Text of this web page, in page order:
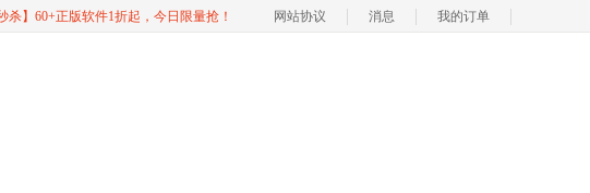
秒杀】60+正版软件1折起，今日限量抢！ 网站协议 消息 我的订单